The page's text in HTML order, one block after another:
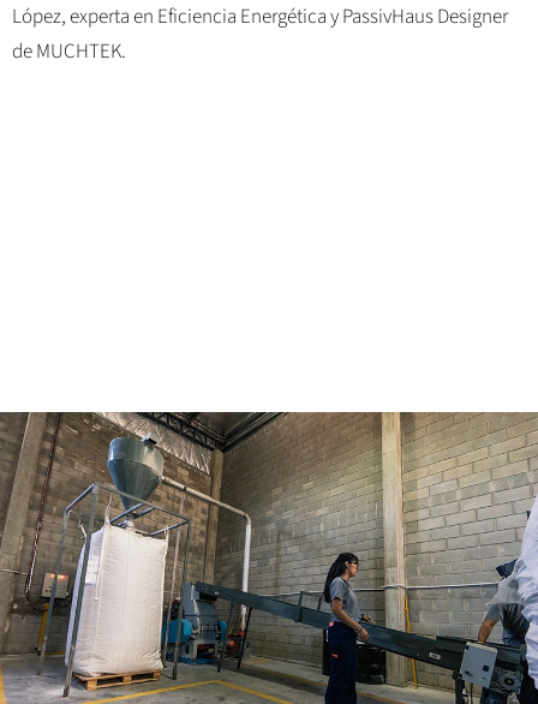
López, experta en Eficiencia Energética y PassivHaus Designer
de MUCHTEK.